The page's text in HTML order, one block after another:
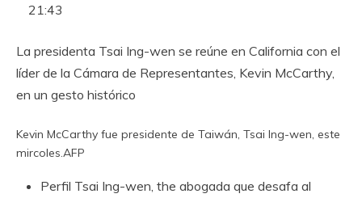
21:43
La presidenta Tsai Ing-wen se reúne en California con el
líder de la Cámara de Representantes, Kevin McCarthy,
en un gesto histórico
Kevin McCarthy fue presidente de Taiwán, Tsai Ing-wen, este
mircoles.AFP
Perfil Tsai Ing-wen, the abogada que desafa al